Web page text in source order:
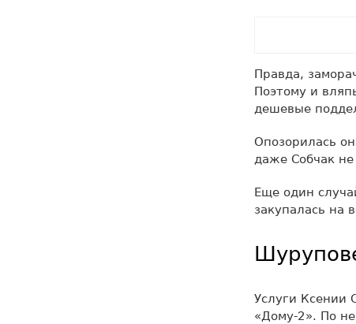
Правда,
Поэтому и
дешевые
Опозорилась
даже Собчак
Еще один
закупалась на
Услуги Ксении
«Дому-2». По